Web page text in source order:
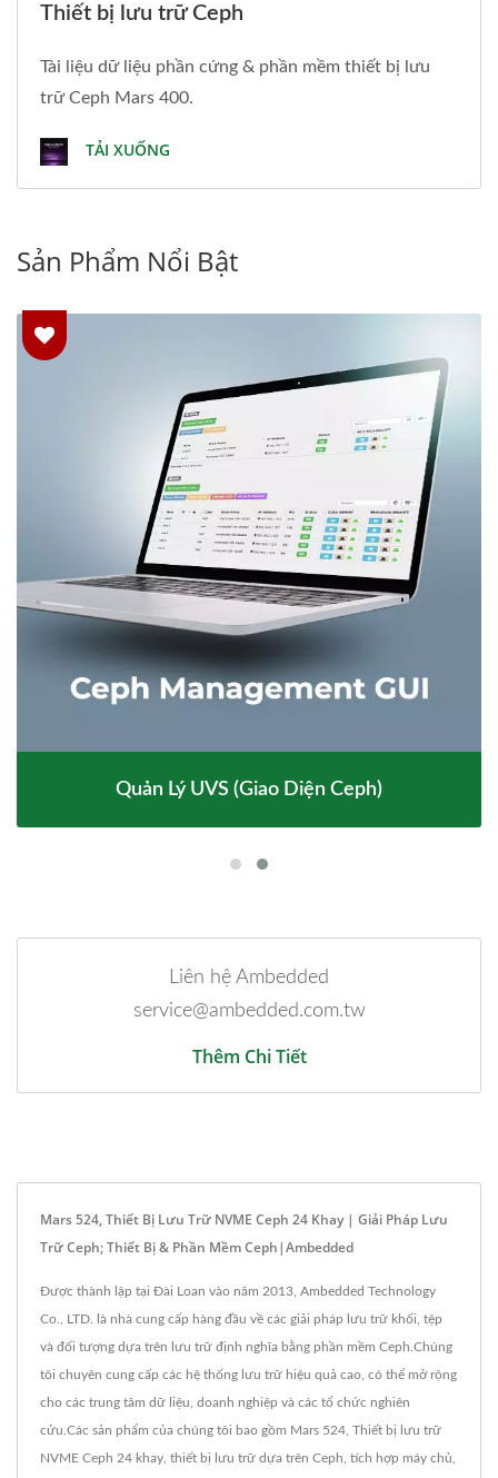
Thiết bị lưu trữ Ceph
Tài liệu dữ liệu phần cứng & phần mềm thiết bị lưu
trữ Ceph Mars 400.
TẢI XUỐNG
Sản Phẩm Nổi Bật
Quản Lý UVS (Giao Diện Ceph)
Liên hệ Ambedded
service@ambedded.com.tw
Thêm Chi Tiết
Mars 524, Thiết Bị Lưu Trữ NVME Ceph 24 Khay | Giải Pháp Lưu
Trữ Ceph; Thiết Bị & Phần Mềm Ceph|Ambedded
Được thành lập tại Đài Loan vào năm 2013, Ambedded Technology
Co., LTD. là nhà cung cấp hàng đầu về các giải pháp lưu trữ khối, tệp
và đối tượng dựa trên lưu trữ định nghĩa bằng phần mềm Ceph.Chúng
tôi chuyên cung cấp các hệ thống lưu trữ hiệu quả cao, có thể mở rộng
cho các trung tâm dữ liệu, doanh nghiệp và các tổ chức nghiên
cứu.Các sản phẩm của chúng tôi bao gồm Mars 524, Thiết bị lưu trữ
NVME Ceph 24 khay, thiết bị lưu trữ dựa trên Ceph, tích hợp máy chủ,